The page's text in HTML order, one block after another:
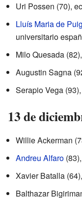
Uri Possen (70),
Lluís Maria de Puig
universitario
Milo Quesada
Augustin Sagna
Serapio Vega
13 de
Willie Ackerman
Andreu Alfaro
Xavier Batalla
Balthazar